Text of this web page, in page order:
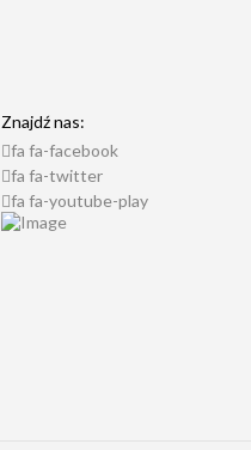
Znajdź nas:
fa fa-facebook
fa fa-twitter
fa fa-youtube-play